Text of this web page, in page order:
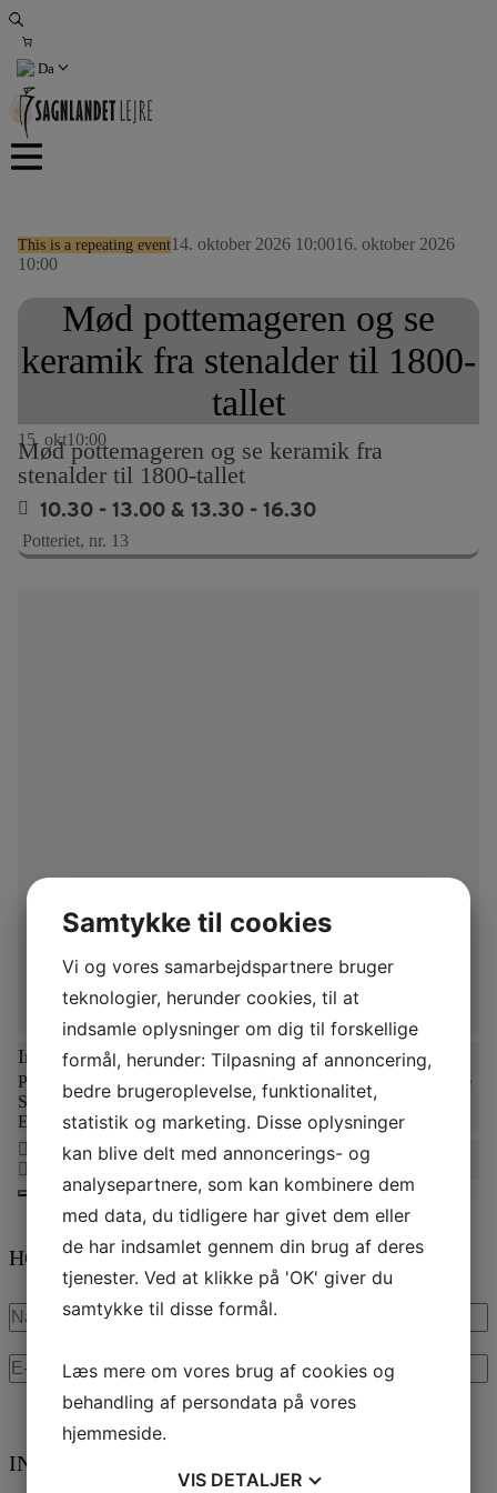
Hop
indhold
Da
This is a repeating event14. oktober 2026 10:0016. oktober 2026
10:00
Mød pottemageren og se
keramik fra stenalder til 1800-
tallet
15 okt10:00
Mød pottemageren og se keramik fra
stenalder til 1800-tallet
10.30 - 13.00 & 13.30 - 16.30
Potteriet, nr. 13
Info
Potteriet er et arbejdende værksted, der fremstiller keramik til alle
Sagnlandets områder. Fra de første spidsbundede potter fra
Ertebølle-kulturen til sorte jydepotter fra 1800-tallet.
HOLD DIG OPDATERET
Navn
E-
mail
INFORMATION 2026
Samtykke til cookies
Vi og vores samarbejdspartnere bruger
teknologier, herunder cookies, til at
indsamle oplysninger om dig til forskellige
formål, herunder: Tilpasning af annoncering,
bedre brugeroplevelse, funktionalitet,
statistik og marketing. Disse oplysninger
kan blive delt med annoncerings- og
analysepartnere, som kan kombinere dem
med data, du tidligere har givet dem eller
de har indsamlet gennem din brug af deres
tjenester. Ved at klikke på 'OK' giver du
samtykke til disse formål.
Læs mere om vores brug af cookies og
behandling af persondata på vores
hjemmeside.
VIS DETALJER